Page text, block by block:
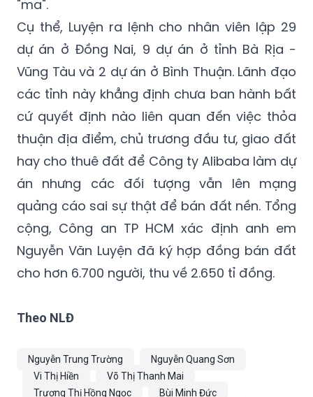
dự án ở Đồng Nai, 9 dự án ở tỉnh Bà Rịa -
Vũng Tàu và 2 dự án ở Bình Thuận. Lãnh đạo
các tỉnh này khẳng định chưa ban hành bất
cứ quyết định nào liên quan đến việc thỏa
thuận địa điểm, chủ trương đầu tư, giao đất
hay cho thuê đất để Công ty Alibaba làm dự
án nhưng các đối tượng vẫn lên mạng
quảng cáo sai sự thật để bán đất nền. Tổng
cộng, Công an TP HCM xác định anh em
Nguyễn Văn Luyện đã ký hợp đồng bán đất
cho hơn 6.700 người, thu về 2.650 tỉ đồng.
Theo NLĐ
Nguyễn Trung Trường
Trương Thị Hồng Ngọc
Bùi Minh Đức
Công ty Địa ốc Xanh
Nguyễn Thái Luyện